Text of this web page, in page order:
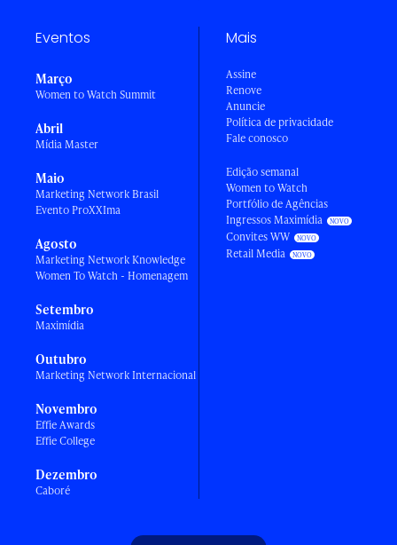
Eventos
Março
Women to Watch Summit
Abril
Mídia Master
Maio
Marketing Network Brasil
Evento ProXXIma
Agosto
Marketing Network Knowledge
Women To Watch - Homenagem
Setembro
Maximídia
Outubro
Marketing Network Internacional
Novembro
Effie Awards
Effie College
Dezembro
Caboré
Mais
Assine
Renove
Anuncie
Política de privacidade
Fale conosco
Edição semanal
Women to Watch
Portfólio de Agências
Ingressos Maximídia
Convites WW
Retail Media